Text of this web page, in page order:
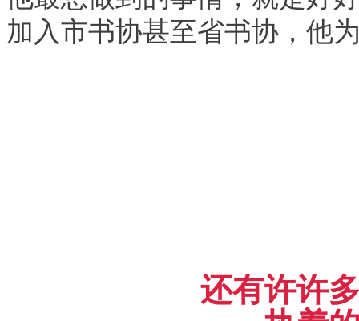
加入市书协甚至省书协，他
还有许许